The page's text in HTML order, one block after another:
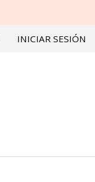
INICIAR SESIÓN